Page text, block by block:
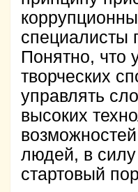
специалисты
Понятно, что
творческих
управлять
высоких
людей, в
стартовый